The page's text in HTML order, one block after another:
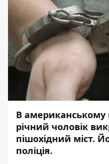
В американському
річний чоловік
пішохідний міст.
поліція.